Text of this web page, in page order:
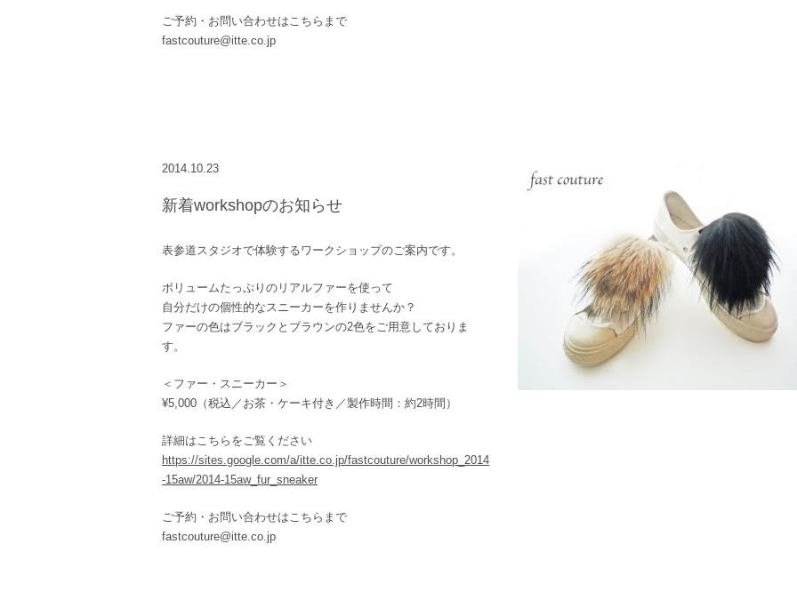
ご予約・お問い合わせはこちらまで
fastcouture@itte.co.jp
2014.10.23
新着workshopのお知らせ
表参道スタジオで体験するワークショップのご案内です。
ボリュームたっぷりのリアルファーを使って
自分だけの個性的なスニーカーを作りませんか？
ファーの色はブラックとブラウンの2色をご用意しておりま
す。
＜ファー・スニーカー＞
¥5,000（税込／お茶・ケーキ付き／製作時間：約2時間）
詳細はこちらをご覧ください
https://sites.google.com/a/itte.co.jp/fastcouture/workshop_2014
-15aw/2014-15aw_fur_sneaker
ご予約・お問い合わせはこちらまで
fastcouture@itte.co.jp